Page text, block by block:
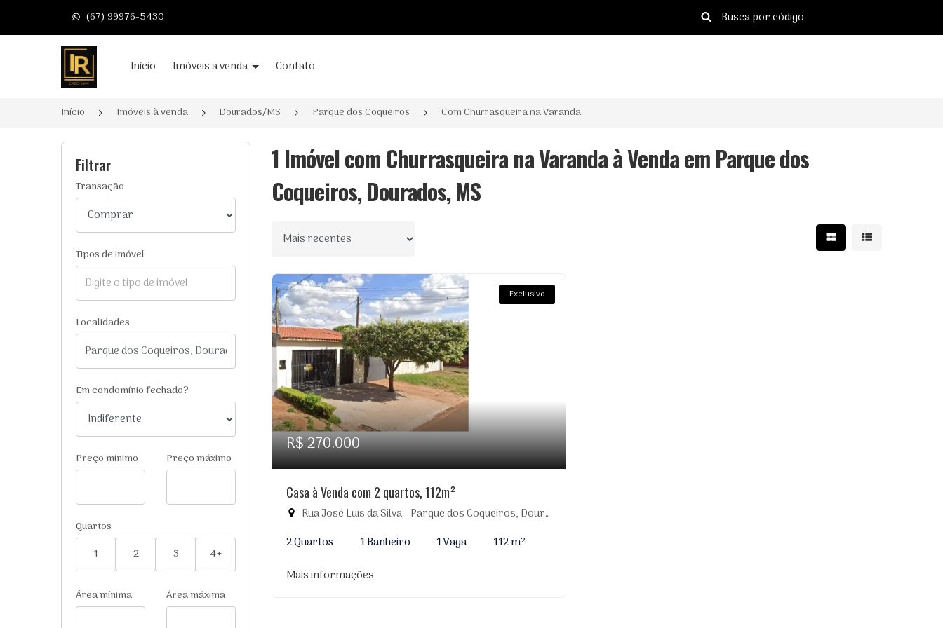
(67) 99976-5430
Página inicialInício Imóveis a venda Contato
Início Imóveis à venda Dourados/MS Parque dos Coqueiros Com Churrasqueira na Varanda
Filtrar
Transação
Tipos de imóvel
Localidades
Em condomínio fechado?
Preço mínimo Preço máximo
Quartos
1
2 3 4+
Área mínima Área máxima
1 Imóvel com Churrasqueira na Varanda à Venda em Parque dos
Coqueiros, Dourados, MS
Ordenar por Mostrar resultados
Mostrar
Exclusivo
R$ 270.000
Casa à Venda com 2 quartos, 112m²
Rua José Luís da Silva - Parque dos Coqueiros, Dourados-MS
2 Quartos
1 Banheiro 1 Vaga
112 m²
Mais informações